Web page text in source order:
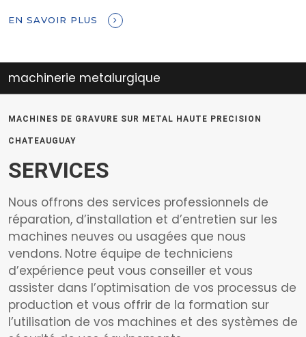
EN SAVOIR PLUS
metalurgique
MACHINES DE GRAVURE SUR METAL HAUTE PRECISION
CHATEAUGUAY
SERVICES
Nous offrons des services professionnels de
réparation, d’installation et d’entretien sur les
machines neuves ou usagées que nous
vendons. Notre équipe de techniciens
d’expérience peut vous conseiller et vous
assister dans l’optimisation de vos processus de
production et vous offrir de la formation sur
l’utilisation de vos machines et des systèmes de